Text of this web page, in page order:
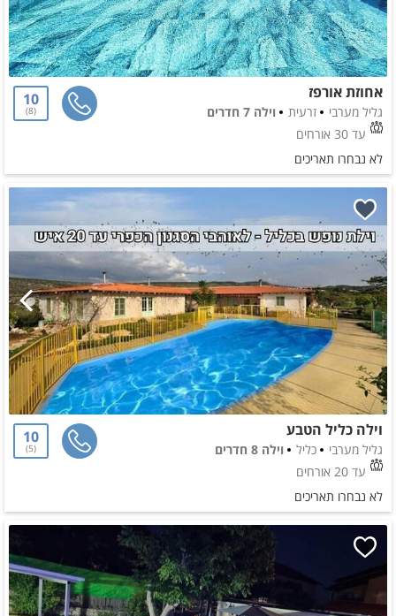
אחוזת אורפז
גליל מערבי זרעית
וילה 7 חדרים
עד 30 אורחים
10
8
לא נבחרו תאריכים
וילה כליל הטבע
גליל מערבי כליל
וילה 8 חדרים
עד 20 אורחים
10
5
לא נבחרו תאריכים